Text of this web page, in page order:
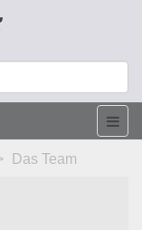
Das Team